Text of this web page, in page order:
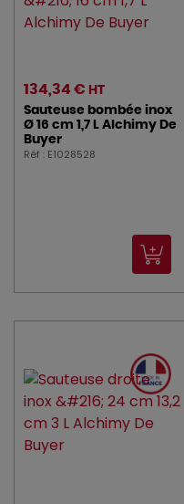
134,34 € HT
Sauteuse bombée inox
Ø 16 cm 1,7 L Alchimy De
Buyer
Réf : E1028528